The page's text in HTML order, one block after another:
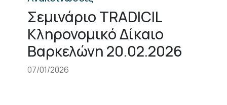
Σεμινάριο TRADICIL
Κληρονομικό Δίκαιο
Βαρκελώνη 20.02.2026
07/01/2026